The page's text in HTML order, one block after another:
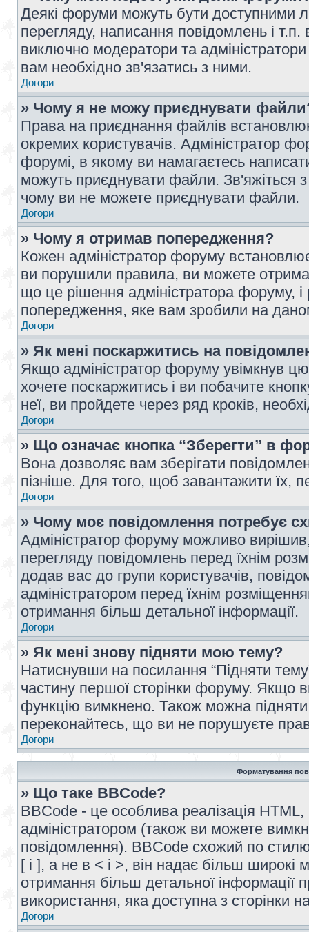
Деякі форуми можуть бути доступними
перегляду, написання повідомлень і
виключно модератори та
вам необхідно зв'язатись з ними.
Догори
» Чому я не можу приєднувати
Права на приєднання файлів
окремих користувачів. Адміністратор
форумі, в якому ви намагаєтесь
можуть приєднувати файли. Зв'яжіться
чому ви не можете приєднувати файли.
Догори
» Чому я отримав попередження?
Кожен адміністратор форуму
ви порушили правила, ви можете
що це рішення адміністратора форуму,
попередження, яке вам зробили на
Догори
» Як мені поскаржитись на
Якщо адміністратор форуму увімкнув
хочете поскаржитись і ви побачите
неї, ви пройдете через ряд кроків,
Догори
» Що означає кнопка “Зберегти” в
Вона дозволяє вам зберігати
пізніше. Для того, щоб завантажити їх,
Догори
» Чому моє повідомлення потребує
Адміністратор форуму можливо
перегляду повідомлень перед їхнім
додав вас до групи користувачів,
адміністратором перед їхнім
отримання більш детальної інформації.
Догори
» Як мені знову підняти мою тему?
Натиснувши на посилання “Підняти
частину першої сторінки форуму. Якщо
функцію вимкнено. Також можна
переконайтесь, що ви не порушуєте
Догори
Форматування
» Що таке BBCode?
BBCode - це особлива реалізація
адміністратором (також ви можете
повідомлення). BBCode схожий по
[ і ], а не в < і >, він надає більш
отримання більш детальної інформації
використання, яка доступна з сторінки
Догори